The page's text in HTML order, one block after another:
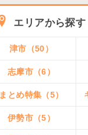
エリアから探す
津市（50）
志摩市（6）
まとめ特集（5）
伊勢市（5）